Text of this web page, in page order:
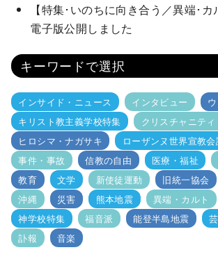
【特集･いのちに向き合う／異端･
電子版公開しました
キーワードで選択
インサイド・ニュース インタビュー
キリスト教主義学校特集
クリスチャニティ
ヒロシマ・ナガサキ
ローザンヌ世界宣教会
事件・事故
信教の自由 医療・福祉
教育
文学 新使徒運動 旧統一協会
沖縄
災害 熊本地震 異端・カルト
神学校特集
福音派 能登半島地震
訃報
音楽